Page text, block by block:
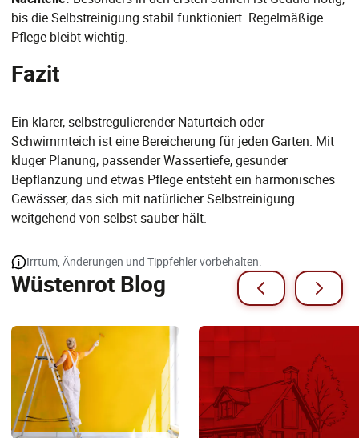
bis die Selbstreinigung stabil funktioniert. Regelmäßige
Pflege bleibt wichtig.
Fazit
Ein klarer, selbstregulierender Naturteich oder
Schwimmteich ist eine Bereicherung für jeden Garten. Mit
kluger Planung, passender Wassertiefe, gesunder
Bepflanzung und etwas Pflege entsteht ein harmonisches
Gewässer, das sich mit natürlicher Selbstreinigung
weitgehend von selbst sauber hält.
Irrtum, Änderungen und Tippfehler vorbehalten.
Wüstenrot Blog